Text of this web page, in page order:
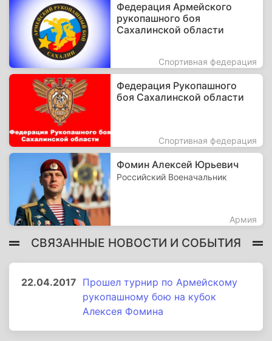
Федерация Армейского
рукопашного боя
Сахалинской области
Спортивная федерация
Федерация Рукопашного
боя Сахалинской области
Спортивная федерация
Фомин Алексей Юрьевич
Российский Военачальник
Армия
СВЯЗАННЫЕ НОВОСТИ И СОБЫТИЯ
22.04.2017 Прошел турнир по Армейскому
рукопашному бою на кубок
Алексея Фомина